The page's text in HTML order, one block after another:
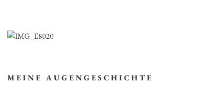
M E I N E A U G E N G E S C H I C H T E